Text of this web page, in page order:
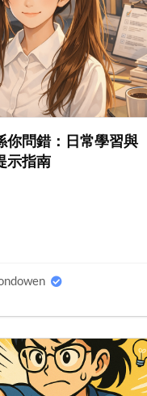
你問錯：日常學習與
示指南